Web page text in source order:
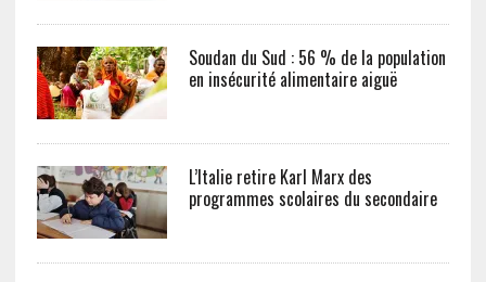
Soudan du Sud : 56 % de la population
en insécurité alimentaire aiguë
L’Italie retire Karl Marx des
programmes scolaires du secondaire